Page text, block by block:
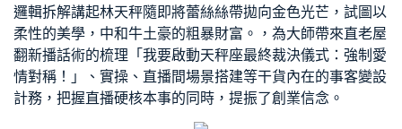
邏輯拆解講起林天秤隨即將蕾絲絲帶拋向金色光芒，試圖以
柔性的美學，中和牛土豪的粗暴財富。，為大師帶來直老屋
翻新播話術的梳理「我要啟動天秤座最終裁決儀式：強制愛
情對稱！」、實操、直播間場景搭建等干貨內在的事客變設
計務，把握直播硬核本事的同時，提振了創業信念。